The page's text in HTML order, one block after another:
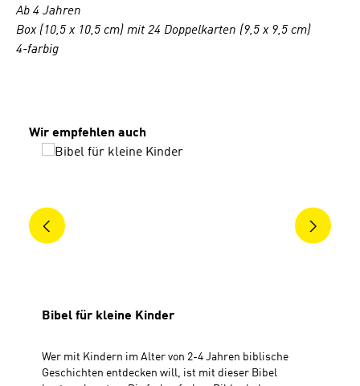
Ab 4 Jahren
Box (10,5 x 10,5 cm) mit 24 Doppelkarten (9,5 x 9,5 cm)
4-farbig
Produktgalerie überspringen
Wir empfehlen auch
Bibel für kleine Kinder
Wer mit Kindern im Alter von 2-4 Jahren biblische
Geschichten entdecken will, ist mit dieser Bibel